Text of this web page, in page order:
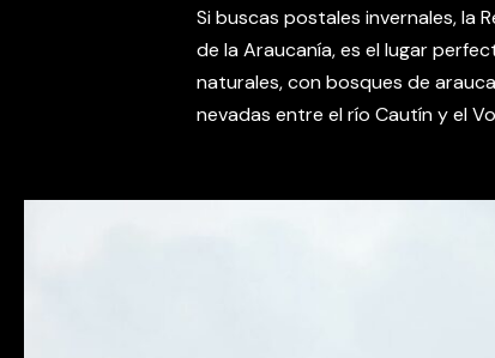
Si buscas postales invernales, la
de la Araucanía, es el lugar
naturales, con bosques de
nevadas entre el río Cautín y el